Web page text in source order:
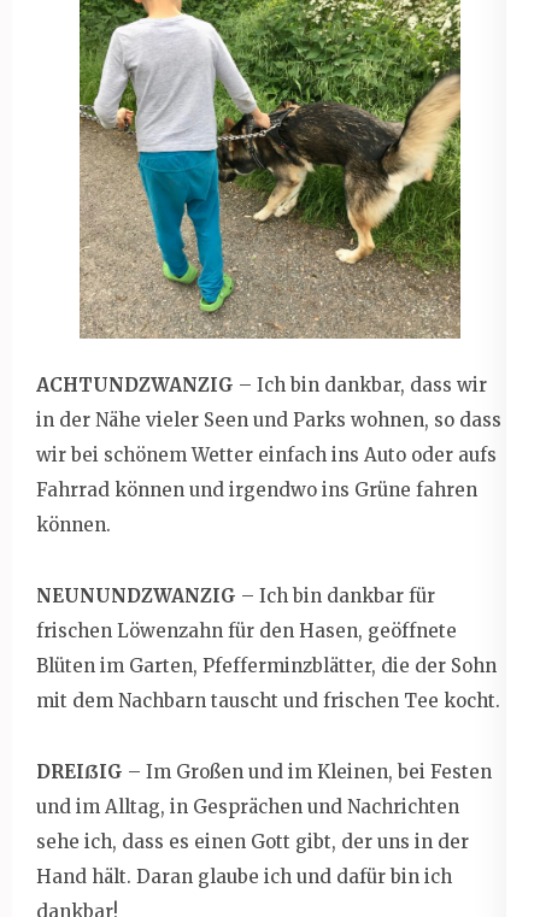
ACHTUNDZWANZIG – Ich bin dankbar, dass wir
in der Nähe vieler Seen und Parks wohnen, so dass
wir bei schönem Wetter einfach ins Auto oder aufs
Fahrrad können und irgendwo ins Grüne fahren
können.
NEUNUNDZWANZIG – Ich bin dankbar für
frischen Löwenzahn für den Hasen, geöffnete
Blüten im Garten, Pfefferminzblätter, die der Sohn
mit dem Nachbarn tauscht und frischen Tee kocht.
DREIßIG – Im Großen und im Kleinen, bei Festen
und im Alltag, in Gesprächen und Nachrichten
sehe ich, dass es einen Gott gibt, der uns in der
Hand hält. Daran glaube ich und dafür bin ich
dankbar!